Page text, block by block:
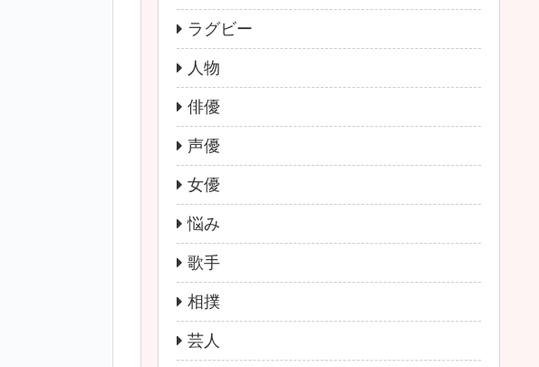
ラグビー
人物
俳優
声優
女優
悩み
歌手
相撲
芸人